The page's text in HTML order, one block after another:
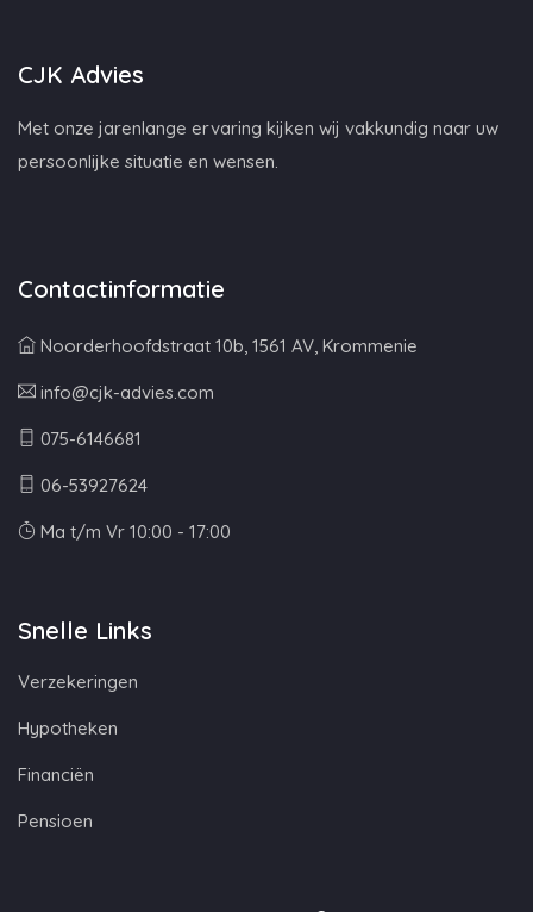
CJK Advies
Met onze jarenlange ervaring kijken wij vakkundig naar uw
persoonlijke situatie en wensen.
Contactinformatie
Noorderhoofdstraat 10b, 1561 AV, Krommenie
info@cjk-advies.com
075-6146681
06-53927624
Ma t/m Vr 10:00 - 17:00
Snelle Links
Verzekeringen
Hypotheken
Financiën
Pensioen